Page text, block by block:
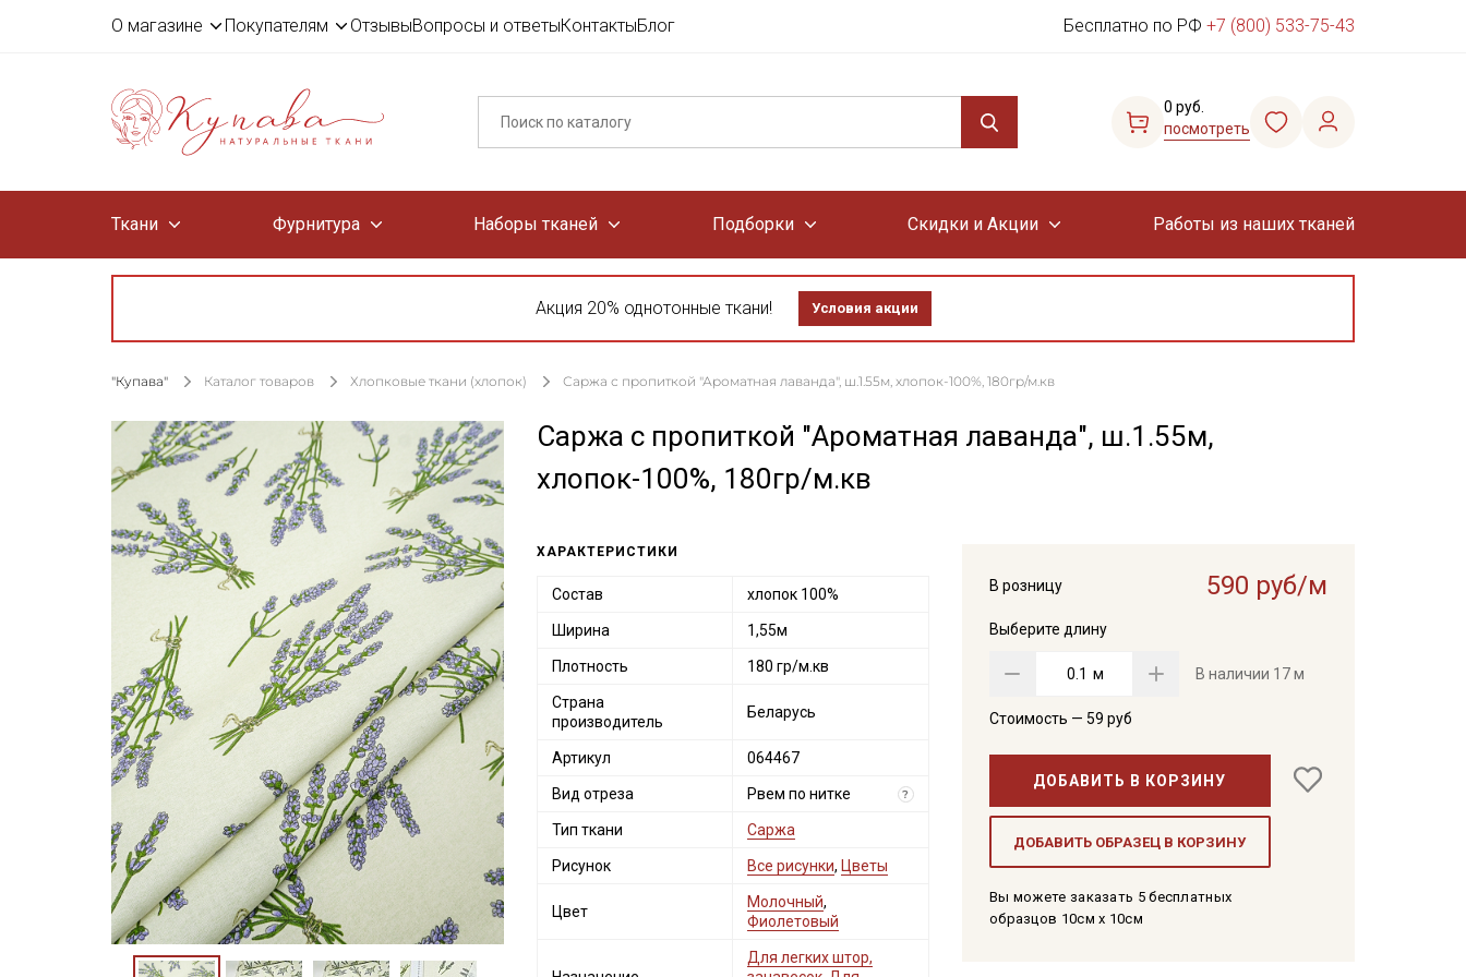
О магазине Покупателям ОтзывыВопросы и ответыКонтактыБлог Бесплатно по РФ +7 (800) 533-75-43
0 руб.
посмотреть
Ткани Фурнитура Наборы тканей Подборки Скидки и Акции Работы из наших тканей
Акция 20% однотонные ткани! Условия акции
"Купава" Каталог товаров Хлопковые ткани (хлопок) Саржа с пропиткой "Ароматная лаванда", ш.1.55м, хлопок-100%, 180гр/м.кв
Саржа с пропиткой "Ароматная лаванда", ш.1.55м,
хлопок-100%, 180гр/м.кв
В розницу 590 руб/м
Выберите длину
м В наличии 17 м
Стоимость — 59 руб
ДОБАВИТЬ В КОРЗИНУ
ДОБАВИТЬ ОБРАЗЕЦ В КОРЗИНУ
Вы можете заказать 5 бесплатных
образцов 10см x 10см
ХАРАКТЕРИСТИКИ
Состав хлопок 100%
Ширина 1,55м
Плотность 180 гр/м.кв
Страна
производитель
Беларусь
Артикул 064467
Вид отреза Рвем по нитке ?
Тип ткани Саржа
Рисунок Все рисунки, Цветы
Цвет
Молочный,
Фиолетовый
Для легких штор,